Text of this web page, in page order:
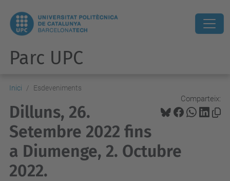
Parc UPC
Inici Esdeveniments
Comparteix:
Dilluns, 26.
Setembre 2022 fins
a Diumenge, 2. Octubre
2022.